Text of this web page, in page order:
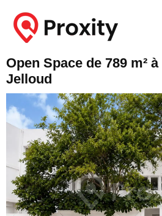
Open Space de 789 m²
Jelloud